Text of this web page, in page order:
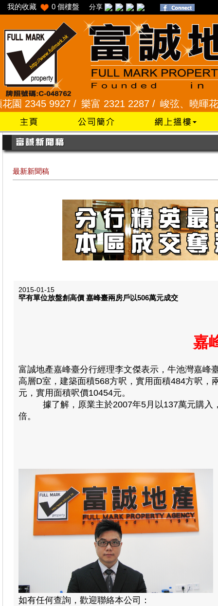
我的收藏 0 個樓盤 分享
9927 / 樂富 2321 2287 / 峻弦、曉暉花園
最新新聞稿
2015-01-15
罕有單位放盤創高價 嘉峰臺兩房戶以506萬元成交
嘉
富誠地產嘉峰臺分行經理李文傑表示，牛池灣嘉峰
高層D室，建築面積568方呎，實用面積484方呎，
元，實用面積呎價10454元。
據了解，原業主於2007年5月以137萬元購入，
倍。
如有任何查詢，歡迎聯絡本公司：